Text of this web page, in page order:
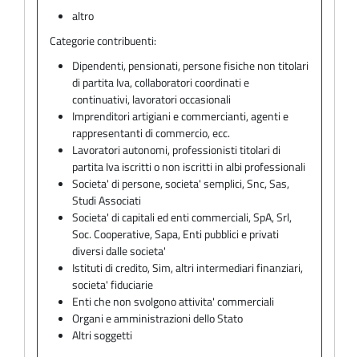
altro
Categorie contribuenti:
Dipendenti, pensionati, persone fisiche non titolari
di partita Iva, collaboratori coordinati e
continuativi, lavoratori occasionali
Imprenditori artigiani e commercianti, agenti e
rappresentanti di commercio, ecc.
Lavoratori autonomi, professionisti titolari di
partita Iva iscritti o non iscritti in albi professionali
Societa' di persone, societa' semplici, Snc, Sas,
Studi Associati
Societa' di capitali ed enti commerciali, SpA, Srl,
Soc. Cooperative, Sapa, Enti pubblici e privati
diversi dalle societa'
Istituti di credito, Sim, altri intermediari finanziari,
societa' fiduciarie
Enti che non svolgono attivita' commerciali
Organi e amministrazioni dello Stato
Altri soggetti